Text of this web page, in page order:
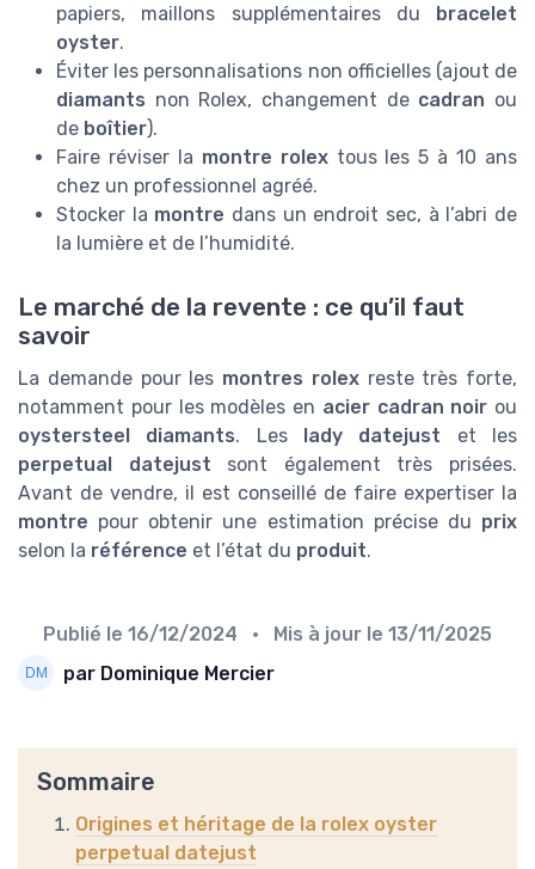
papiers, maillons supplémentaires du bracelet
oyster.
Éviter les personnalisations non officielles (ajout de
diamants non Rolex, changement de cadran ou
de boîtier).
Faire réviser la montre rolextous les 5 à 10 ans
chez un professionnel agréé.
Stocker la montre dans un endroit sec, à l’abri de
la lumière et de l’humidité.
Le marché de la revente : ce qu’il faut
savoir
La demande pour les montres rolexreste très forte,
notamment pour les modèles en acier cadran noir ou
oystersteel diamants. Les lady datejust et les
perpetual datejust sont également très prisées.
Avant de vendre, il est conseillé de faire expertiser la
montre pour obtenir une estimation précise du prix
selon la référence et l’état du produit.
Publié le 16/12/2024 • Mis à jour le 13/11/2025
par Dominique Mercier
Sommaire
Origines et héritage de la rolex oyster
perpetual datejust